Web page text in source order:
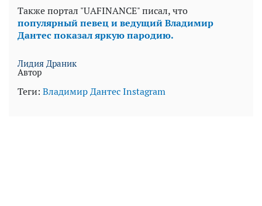
Также портал "UAFINANCE" писал, что
популярный певец и ведущий Владимир
Дантес показал яркую пародию.
Лидия Драник
Автор
Теги: Владимир ДантесInstagram